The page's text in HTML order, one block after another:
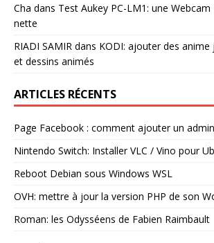
Cha dans Test Aukey PC-LM1: une Webcam
nette
RIADI SAMIR dans KODI: ajouter des
et dessins animés
ARTICLES RÉCENTS
Page Facebook : comment ajouter un
Nintendo Switch: Installer VLC / Vino pour
Reboot Debian sous Windows WSL
OVH: mettre à jour la version PHP de son
Roman: les Odysséens de Fabien Raimbault